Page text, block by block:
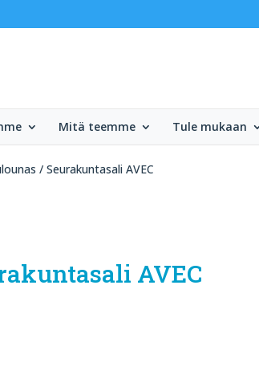
Mitä teemme Tule mukaan
/ Seurakuntasali AVEC
AVEC